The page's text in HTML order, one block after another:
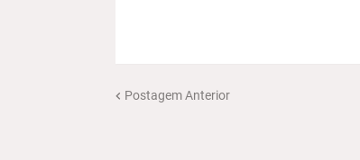
Postagem Anterior